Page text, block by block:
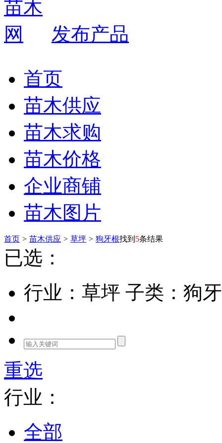
发布产品
首页
苗木供应
苗木求购
苗木价格
企业商铺
苗木图片
首页 > 苗木供应 > 草坪 > 狗牙根找到 5条结果
已选：
行业：草坪 子类：狗
重选
行业：
全部